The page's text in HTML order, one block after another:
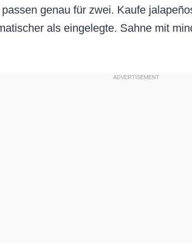
genau für zwei. Kaufe
als eingelegte. Sahne mit